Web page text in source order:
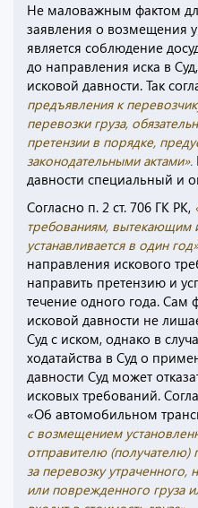
Не маловажным фактом
заявления о возмещения
является соблюдение
до направления иска в
исковой давности. Так
предъявления к
перевозки груза,
претензии в порядке,
законодательными актами».
давности специальный и
Согласно п. 2 ст. 706 ГК РК,
требованиям, вытекающим
устанавливается в один
направления искового
направить претензию и
течение одного года. Сам
исковой давности не
Суд с иском, однако в
ходатайства в Суд о
давности Суд может
исковых требований.
«Об автомобильном
с возмещением
отправителю (получателю)
за перевозку
или поврежденного груза